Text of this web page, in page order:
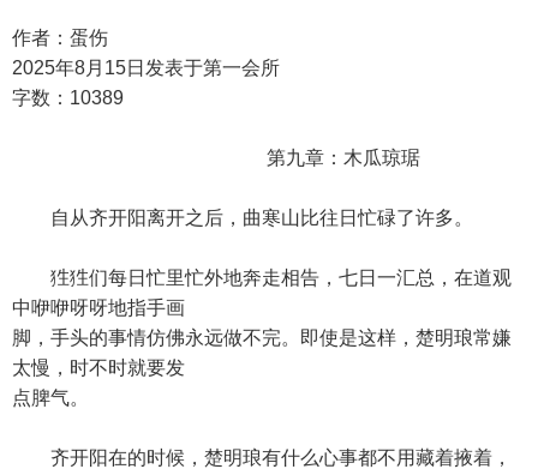
作者：蛋伤
2025年8月15日发表于第一会所
字数：10389
第九章：木瓜琼琚
自从齐开阳离开之后，曲寒山比往日忙碌了许多。
狌狌们每日忙里忙外地奔走相告，七日一汇总，在道观
中咿咿呀呀地指手画
脚，手头的事情仿佛永远做不完。即使是这样，楚明琅常嫌
太慢，时不时就要发
点脾气。
齐开阳在的时候，楚明琅有什么心事都不用藏着掖着，